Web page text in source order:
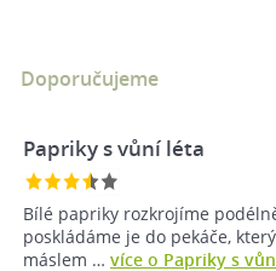
Doporučujeme
Papriky s vůní léta
Bílé papriky rozkrojíme
poskládáme je do pekáče,
máslem … více o Papriky s